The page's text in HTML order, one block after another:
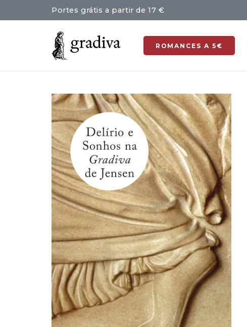
Portes grátis a partir de 17 €
ROMANCES A 5€